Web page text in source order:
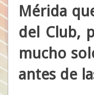
Mérida
del Club,
mucho
antes de